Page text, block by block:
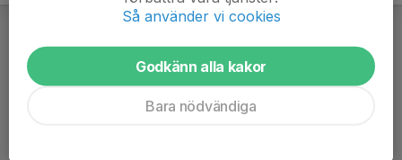
Så använder vi cookies
Godkänn alla kakor
Bara nödvändiga